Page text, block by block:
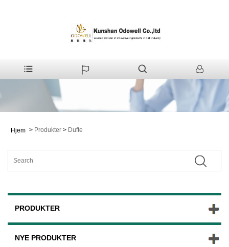
Hjem > Produkter > Dufte
PRODUKTER
NYE PRODUKTER